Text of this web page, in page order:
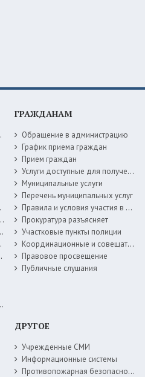
ГРАЖДАНАМ
Обращение в администрацию
График приема граждан
Прием граждан
Услуги доступные для получения в электронной форме
Муниципальные услуги
Перечень муниципальных услуг
Правила и условия участия в жилищных программах
Прокуратура разъясняет
Участковые пункты полиции
Координационные и совещательные органы
Правовое просвещение
Публичные слушания
ДРУГОЕ
Учрежденные СМИ
Информационные системы
Противопожарная безопасность